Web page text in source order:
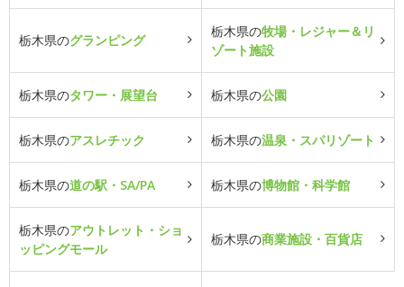
栃木県のグランピング
栃木県の牧場・レジャー＆リ
ゾート施設
栃木県のタワー・展望台 栃木県の公園
栃木県のアスレチック 栃木県の温泉・スパリゾート
栃木県の道の駅・SA/PA 栃木県の博物館・科学館
栃木県のアウトレット・ショ
ッピングモール
栃木県の商業施設・百貨店